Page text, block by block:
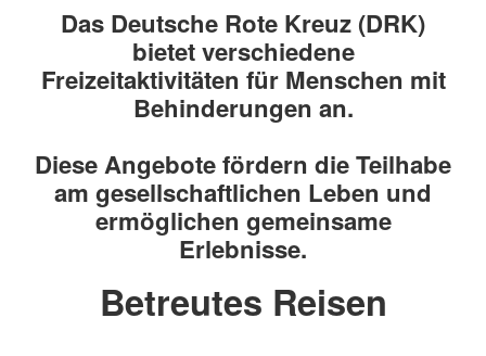
Das Deutsche Rote Kreuz (DRK)
bietet verschiedene
Freizeitaktivitäten für Menschen mit
Behinderungen an.
Diese Angebote fördern die Teilhabe
am gesellschaftlichen Leben und
ermöglichen gemeinsame
Erlebnisse.
Betreutes Reisen